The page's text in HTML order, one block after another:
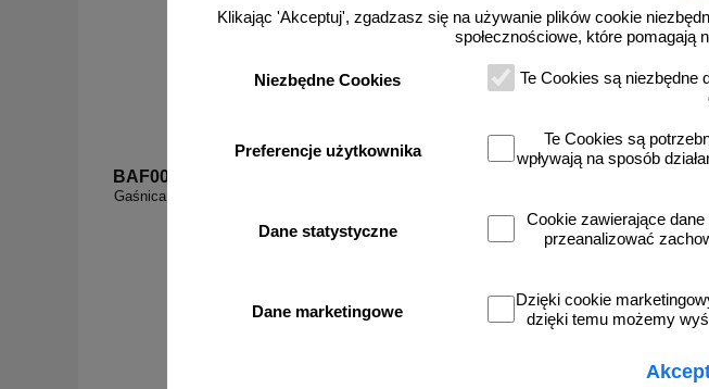
Klikając 'Akceptuj', zgadzasz się na używanie plików cookie
społecznościowe, które pomagają
Niezbędne Cookies
Te Cookies są niezbędne
Preferencje użytkownika
Te Cookies są
wpływają na sposób
Dane statystyczne
Cookie zawierające
przeanalizować
Dane marketingowe
Dzięki cookie
dzięki temu możemy
BAF001
Gaśnica - znak przeciwpożarowy ppoż - BAF001
BAF005